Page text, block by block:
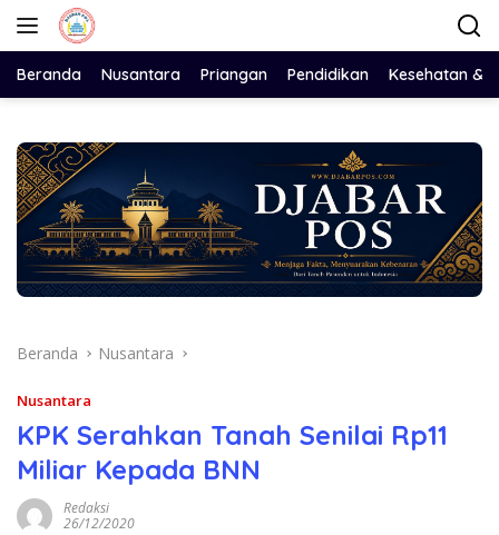
Langsung
Beranda Nusantara Priangan Pendidikan Kesehatan &
Beranda Nusantara
Nusantara
KPK Serahkan Tanah Senilai Rp11
Miliar Kepada BNN
Redaksi
26/12/2020